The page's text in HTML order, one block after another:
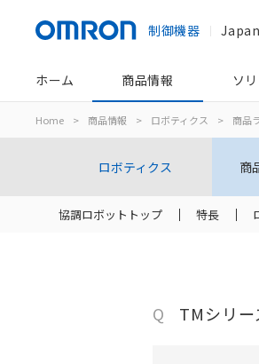
制御機器 Japan
ホーム 商品情報 ソ
Home > 商品情報 > ロボティクス > 商品
ロボティクス 商
協調ロボットトップ 特長
Q TMシリー